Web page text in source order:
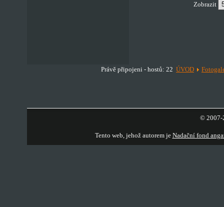
Zobrazit
Právě připojeni - hostů: 22 ÚVOD
© 2007-
Tento web, jehož autorem je Nadační fond